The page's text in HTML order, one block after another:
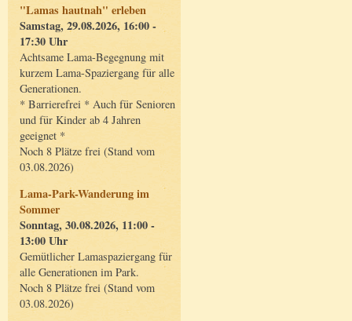
"Lamas hautnah" erleben
Samstag, 29.08.2026, 16:00 -
17:30 Uhr
Achtsame Lama-Begegnung mit
kurzem Lama-Spaziergang für alle
Generationen.
* Barrierefrei * Auch für Senioren
und für Kinder ab 4 Jahren
geeignet *
Noch 8 Plätze frei (Stand vom
03.08.2026)
Lama-Park-Wanderung im
Sommer
Sonntag, 30.08.2026, 11:00 -
13:00 Uhr
Gemütlicher Lamaspaziergang für
alle Generationen im Park.
Noch 8 Plätze frei (Stand vom
03.08.2026)